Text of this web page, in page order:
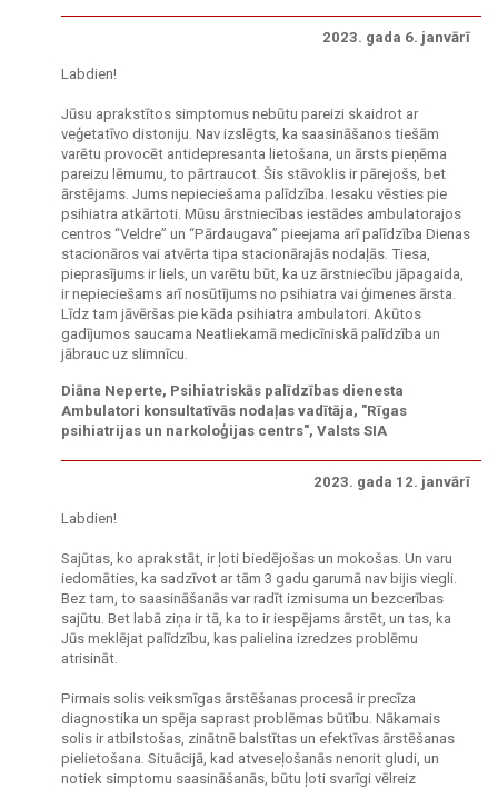
2023. gada 6. janvārī
Labdien!
Jūsu aprakstītos simptomus nebūtu pareizi skaidrot ar
veģetatīvo distoniju. Nav izslēgts, ka saasināšanos tiešām
varētu provocēt antidepresanta lietošana, un ārsts pieņēma
pareizu lēmumu, to pārtraucot. Šis stāvoklis ir pārejošs, bet
ārstējams. Jums nepieciešama palīdzība. Iesaku vēsties pie
psihiatra atkārtoti. Mūsu ārstniecības iestādes ambulatorajos
centros “Veldre” un “Pārdaugava” pieejama arī palīdzība Dienas
stacionāros vai atvērta tipa stacionārajās nodaļās. Tiesa,
pieprasījums ir liels, un varētu būt, ka uz ārstniecību jāpagaida,
ir nepieciešams arī nosūtījums no psihiatra vai ģimenes ārsta.
Līdz tam jāvēršas pie kāda psihiatra ambulatori. Akūtos
gadījumos saucama Neatliekamā medicīniskā palīdzība un
jābrauc uz slimnīcu.
Diāna Neperte, Psihiatriskās palīdzības dienesta
Ambulatori konsultatīvās nodaļas vadītāja, "Rīgas
psihiatrijas un narkoloģijas centrs", Valsts SIA
2023. gada 12. janvārī
Labdien!
Sajūtas, ko aprakstāt, ir ļoti biedējošas un mokošas. Un varu
iedomāties, ka sadzīvot ar tām 3 gadu garumā nav bijis viegli.
Bez tam, to saasināšanās var radīt izmisuma un bezcerības
sajūtu. Bet labā ziņa ir tā, ka to ir iespējams ārstēt, un tas, ka
Jūs meklējat palīdzību, kas palielina izredzes problēmu
atrisināt.
Pirmais solis veiksmīgas ārstēšanas procesā ir precīza
diagnostika un spēja saprast problēmas būtību. Nākamais
solis ir atbilstošas, zinātnē balstītas un efektīvas ārstēšanas
pielietošana. Situācijā, kad atveseļošanās nenorit gludi, un
notiek simptomu saasināšanās, būtu ļoti svarīgi vēlreiz